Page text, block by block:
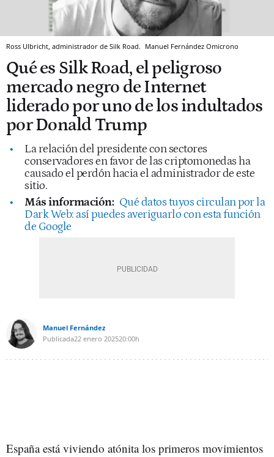
Ross Ulbricht, administrador de Silk Road. Manuel Fernández Omicrono
Qué es Silk Road, el peligroso
mercado negro de Internet
liderado por uno de los indultados
por Donald Trump
La relación del presidente con sectores
conservadores en favor de las criptomonedas ha
causado el perdón hacia el administrador de este
sitio.
Más información: Qué datos tuyos circulan por la
Dark Web: así puedes averiguarlo con esta función
de Google
Manuel Fernández
Publicada22 enero 202520:00h
España está viviendo atónita los primeros movimientos